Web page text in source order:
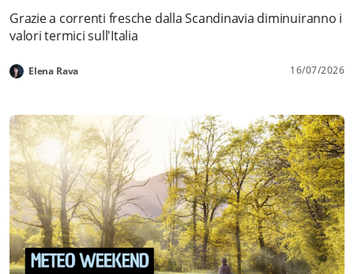
Grazie a correnti fresche dalla Scandinavia diminuiranno i
valori termici sull'Italia
Elena Rava 16/07/2026